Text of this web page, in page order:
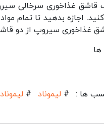
قاشق غذاخوری سرخالی
غذاخوری سیروپ از دو
ها
ها : # لیموناد #